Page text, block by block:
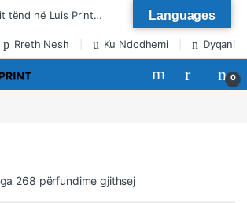
tënd në Luis Print…
Rreth Nesh Ku Ndodhemi Dyqani
0
268 përfundime gjithsej
Languages